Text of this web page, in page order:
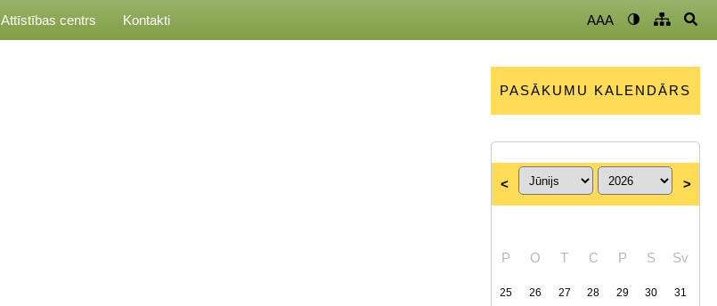
Attīstības centrs Kontakti AAA
PASĀKUMU KALENDĀRS
< >
P O T C P S Sv
25 26 27 28 29 30 31